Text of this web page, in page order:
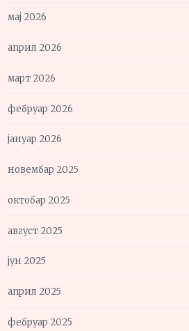
мај 2026
април 2026
март 2026
фебруар 2026
јануар 2026
новембар 2025
октобар 2025
август 2025
јун 2025
април 2025
фебруар 2025